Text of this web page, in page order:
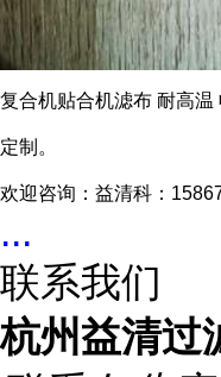
复合机贴合机滤布 耐高
定制。
欢迎咨询：益清科：
...
联系我们
杭州益清过